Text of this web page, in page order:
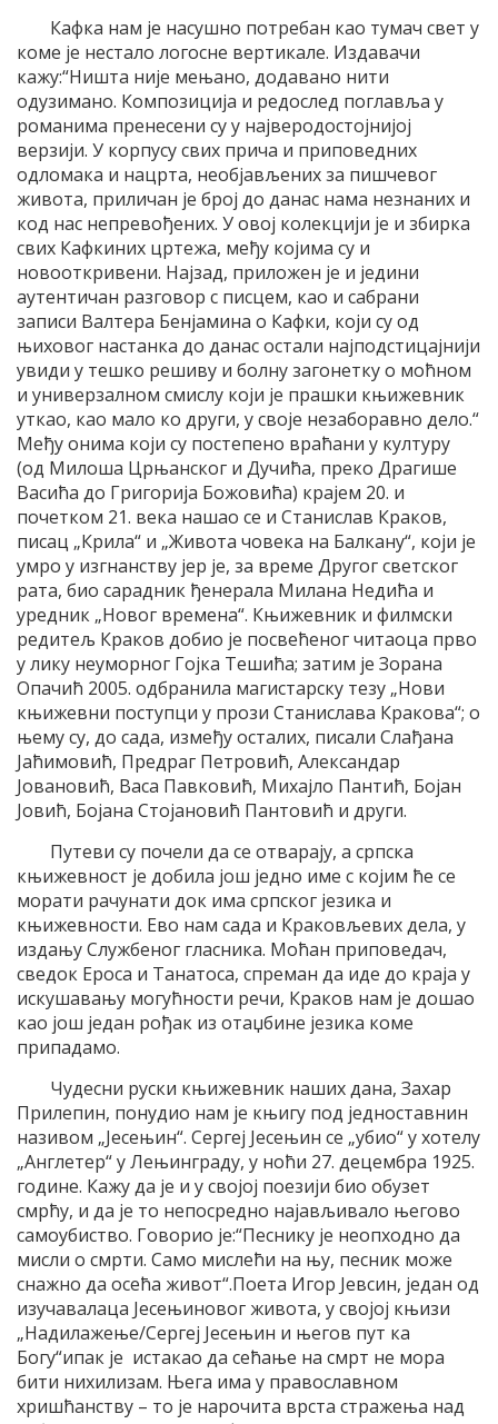
Кафка нам је насушно потребан као тумач свет у
коме је нестало логосне вертикале. Издавачи
кажу:“Ништа није мењано, додавано нити
одузимано. Композиција и редослед поглавља у
романима пренесени су у најверодостојнијој
верзији. У корпусу свих прича и приповедних
одломака и нацрта, необјављених за пишчевог
живота, приличан је број до данас нама незнаних и
код нас непревођених. У овој колекцији је и збирка
свих Кафкиних цртежа, међу којима су и
новооткривени. Најзад, приложен је и једини
аутентичан разговор с писцем, као и сабрани
записи Валтера Бенјамина о Кафки, који су од
њиховог настанка до данас остали најподстицајнији
увиди у тешко решиву и болну загонетку о моћном
и универзалном смислу који је прашки књижевник
уткао, као мало ко други, у своје незаборавно дело.“
Међу онима који су постепено враћани у културу
(од Милоша Црњанског и Дучића, преко Драгише
Васића до Григорија Божовића) крајем 20. и
почетком 21. века нашао се и Станислав Краков,
писац „Крила“ и „Живота човека на Балкану“, који је
умро у изгнанству јер је, за време Другог светског
рата, био сарадник ђенерала Милана Недића и
уредник „Новог времена“. Књижевник и филмски
редитељ Краков добио је посвећеног читаоца прво
у лику неуморног Гојка Тешића; затим је Зорана
Опачић 2005. одбранила магистарску тезу „Нови
књижевни поступци у прози Станислава Кракова“; о
њему су, до сада, између осталих, писали Слађана
Јаћимовић, Предраг Петровић, Александар
Јовановић, Васа Павковић, Михајло Пантић, Бојан
Јовић, Бојана Стојановић Пантовић и други.
Путеви су почели да се отварају, а српска
књижевност је добила још једно име с којим ће се
морати рачунати док има српског језика и
књижевности. Ево нам сада и Краковљевих дела, у
издању Службеног гласника. Моћан приповедач,
сведок Ероса и Танатоса, спреман да иде до краја у
искушавању могућности речи, Краков нам је дошао
као још један рођак из отаџбине језика коме
припадамо.
Чудесни руски књижевник наших дана, Захар
Прилепин, понудио нам је књигу под једноставнин
називом „Јесењин“. Сергеј Јесењин се „убио“ у хотелу
„Англетер“ у Лењинграду, у ноћи 27. децембра 1925.
године. Кажу да је и у својој поезији био обузет
смрћу, и да је то непосредно најављивало његово
самоубиство. Говорио је:“Песнику је неопходно да
мисли о смрти. Само мислећи на њу, песник може
снажно да осећа живот“.Поета Игор Јевсин, један од
изучавалаца Јесењиновог живота, у својој књизи
„Надилажење/Сергеј Јесењин и његов пут ка
Богу“ипак је истакао да сећање на смрт не мора
бити нихилизам. Њега има у православном
хришћанству – то је нарочита врста стражења над